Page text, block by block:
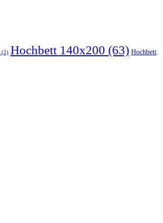
(2) Hochbett 140x200 (63) Hochbett